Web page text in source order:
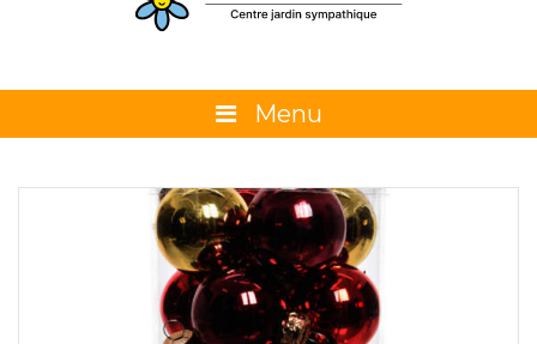
Menu
La boutique
Promotions et évènements
Conseils